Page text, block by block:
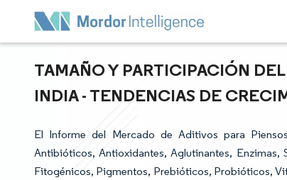
TAMAÑO Y PARTICIPACIÓN
INDIA - TENDENCIAS DE
El Informe del Mercado de Aditivos para
Antibióticos, Antioxidantes, Aglutinantes, Enzimas,
Fitogénicos, Pigmentos, Prebióticos, Probióticos,